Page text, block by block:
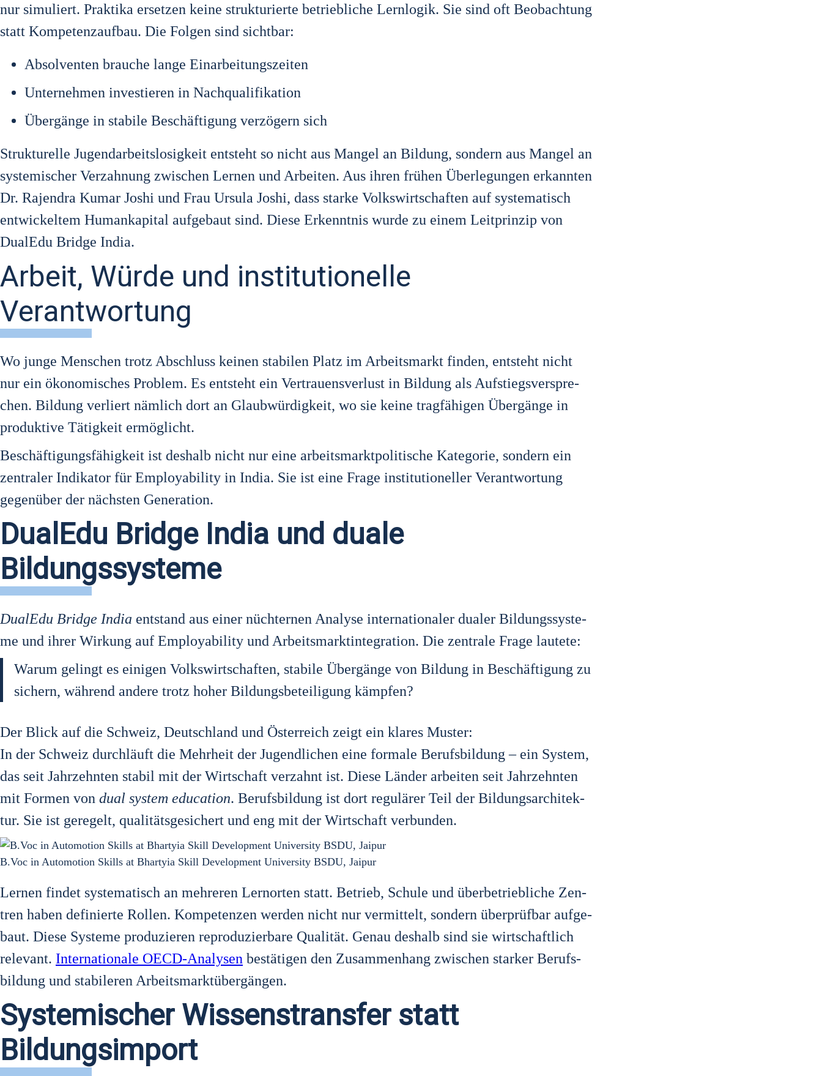
nur simu­liert. Prak­ti­ka erset­zen kei­ne struk­tu­rier­te betrieb­li­che Lern­lo­gik. Sie sind oft Beob­ach­tung
statt Kom­pe­tenz­auf­bau. Die Fol­gen sind sicht­bar:
Absol­ven­ten brau­che lan­ge Ein­ar­bei­tungs­zei­ten
Unter­neh­men inves­tie­ren in Nach­qua­li­fi­ka­ti­on
Über­gän­ge in sta­bi­le Beschäf­ti­gung ver­zö­gern sich
Struk­tu­rel­le Jugend­ar­beits­lo­sig­keit ent­steht so nicht aus Man­gel an Bil­dung, son­dern aus Man­gel an
sys­te­mi­scher Ver­zah­nung zwi­schen Ler­nen und Arbei­ten. Aus ihren frü­hen Über­le­gun­gen erkann­ten
Dr. Rajen­dra Kumar Joshi und Frau Ursu­la Joshi, dass star­ke Volks­wirt­schaf­ten auf sys­te­ma­tisch
ent­wi­ckel­tem Human­ka­pi­tal auf­ge­baut sind. Die­se Erkennt­nis wur­de zu einem Leit­prin­zip von
Dua­lEdu Bridge India.
Arbeit, Würde und institutionelle
Verantwortung
Wo jun­ge Men­schen trotz Abschluss kei­nen sta­bi­len Platz im Arbeits­markt fin­den, ent­steht nicht
nur ein öko­no­mi­sches Pro­blem. Es ent­steht ein Ver­trau­ens­ver­lust in Bil­dung als Auf­stiegs­ver­spre­
chen. Bil­dung ver­liert näm­lich dort an Glaub­wür­dig­keit, wo sie kei­ne trag­fä­hi­gen Über­gän­ge in
pro­duk­ti­ve Tätig­keit ermög­licht.
Beschäf­ti­gungs­fä­hig­keit ist des­halb nicht nur eine arbeits­markt­po­li­ti­sche Kate­go­rie, son­dern ein
zen­tra­ler Indi­ka­tor für Employa­bi­li­ty in India. Sie ist eine Fra­ge insti­tu­tio­nel­ler Ver­ant­wor­tung
gegen­über der nächs­ten Gene­ra­ti­on.
DualEdu Bridge India und duale
Bildungssysteme
Dua­lEdu Bridge India ent­stand aus einer nüch­ter­nen Ana­ly­se inter­na­tio­na­ler dua­ler Bil­dungs­sys­te­
me und ihrer Wir­kung auf Employa­bi­li­ty und Arbeits­markt­in­te­gra­ti­on. Die zen­tra­le Fra­ge lau­te­te:
War­um gelingt es eini­gen Volks­wirt­schaf­ten, sta­bi­le Über­gän­ge von Bil­dung in Beschäf­ti­gung zu
sichern, wäh­rend ande­re trotz hoher Bil­dungs­be­tei­li­gung kämp­fen?
Der Blick auf die Schweiz, Deutsch­land und Öster­reich zeigt ein kla­res Mus­ter:
In der Schweiz durch­läuft die Mehr­heit der Jugend­li­chen eine for­ma­le Berufs­bil­dung – ein Sys­tem,
das seit Jahr­zehn­ten sta­bil mit der Wirt­schaft ver­zahnt ist. Die­se Län­der arbei­ten seit Jahr­zehn­ten
mit For­men von dual sys­tem edu­ca­ti­on. Berufs­bil­dung ist dort regu­lä­rer Teil der Bil­dungs­ar­chi­tek­
tur. Sie ist gere­gelt, qua­li­täts­ge­si­chert und eng mit der Wirt­schaft ver­bun­den.
B.Voc in Auto­mo­ti­on Skills at Bhar­ty­ia Skill Deve­lo­p­ment Uni­ver­si­ty BSDU, Jai­pur
Ler­nen fin­det sys­te­ma­tisch an meh­re­ren Lern­or­ten statt. Betrieb, Schu­le und über­be­trieb­li­che Zen­
tren haben defi­nier­te Rol­len. Kom­pe­ten­zen wer­den nicht nur ver­mit­telt, son­dern über­prüf­bar auf­ge­
baut. Die­se Sys­te­me pro­du­zie­ren repro­du­zier­ba­re Qua­li­tät. Genau des­halb sind sie wirt­schaft­lich
rele­vant. Inter­na­tio­na­le OECD-Ana­ly­sen bestä­ti­gen den Zusam­men­hang zwi­schen star­ker Berufs­
bil­dung und sta­bi­le­ren Arbeits­markt­über­gän­gen.
Systemischer Wissenstransfer statt
Bildungsimport